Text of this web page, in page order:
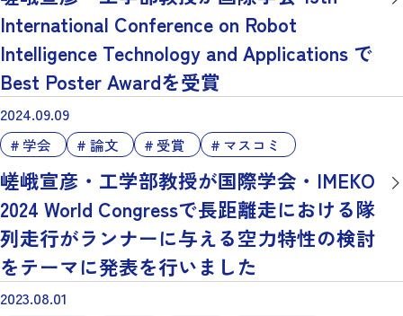
International Conference on Robot
Intelligence Technology and Applications で
Best Poster Awardを受賞
2024.09.09
学会 論文 受賞 マスコミ
嵯峨宣彦・工学部教授が国際学会・IMEKO
2024 World Congressで長距離走における隊
列走行がランナーに与える空力特性の検討
をテーマに発表を行いました
2023.08.01